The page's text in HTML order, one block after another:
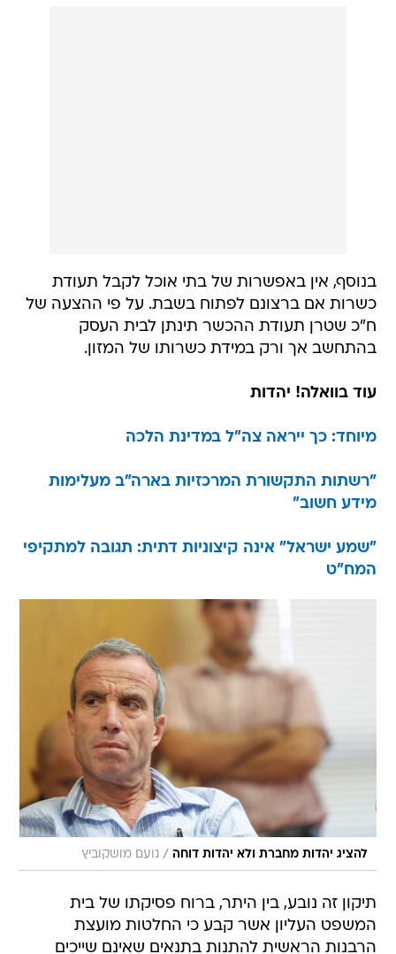
בנוסף, אין באפשרות של בתי אוכל לקבל תעודת
כשרות אם ברצונם לפתוח בשבת. על פי ההצעה של
ח"כ שטרן תעודת ההכשר תינתן לבית העסק
בהתחשב אך ורק במידת כשרותו של המזון.
עוד בוואלה! יהדות
מיוחד: כך ייראה צה"ל במדינת הלכה
"רשתות התקשורת המרכזיות בארה"ב מעלימות
מידע חשוב"
"שמע ישראל" אינה קיצוניות דתית: תגובה למתקיפי
המח"ט
להציג יהדות מחברת ולא יהדות דוחה / נועם מושקוביץ
תיקון זה נובע, בין היתר, ברוח פסיקתו של בית
המשפט העליון אשר קבע כי החלטות מועצת
הרבנות הראשית להתנות בתנאים שאינם שייכים